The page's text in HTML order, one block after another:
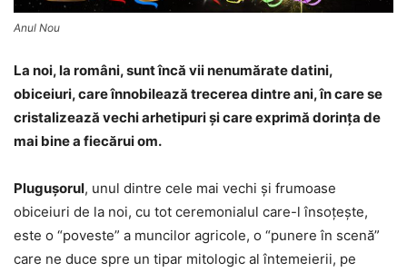
Anul Nou
La noi, la români, sunt încă vii nenumărate datini,
obiceiuri, care înnobilează trecerea dintre ani, în care se
cristalizează vechi arhetipuri şi care exprimă dorinţa de
mai bine a fiecărui om.
Pluguşorul, unul dintre cele mai vechi şi frumoase
obiceiuri de la noi, cu tot ceremonialul care-l însoţeşte,
este o “poveste” a muncilor agricole, o “punere în scenă”
care ne duce spre un tipar mitologic al întemeierii, pe